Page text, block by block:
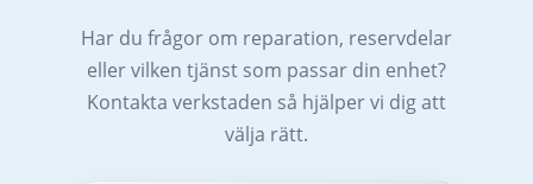
Har du frågor om reparation, reservdelar
eller vilken tjänst som passar din enhet?
Kontakta verkstaden så hjälper vi dig att
välja rätt.